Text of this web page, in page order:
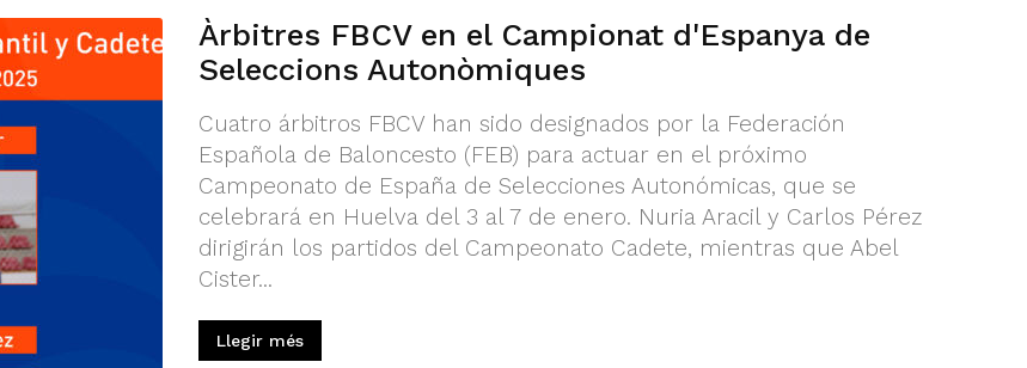
Àrbitres FBCV en el Campionat d'Espanya de
Seleccions Autonòmiques
Cuatro árbitros FBCV han sido designados por la Federación
Española de Baloncesto (FEB) para actuar en el próximo
Campeonato de España de Selecciones Autonómicas, que se
celebrará en Huelva del 3 al 7 de enero. Nuria Aracil y Carlos Pérez
dirigirán los partidos del Campeonato Cadete, mientras que Abel
Cister...
Llegir més